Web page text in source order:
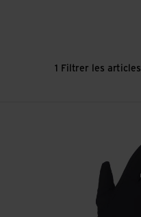
1 Filtrer les articles